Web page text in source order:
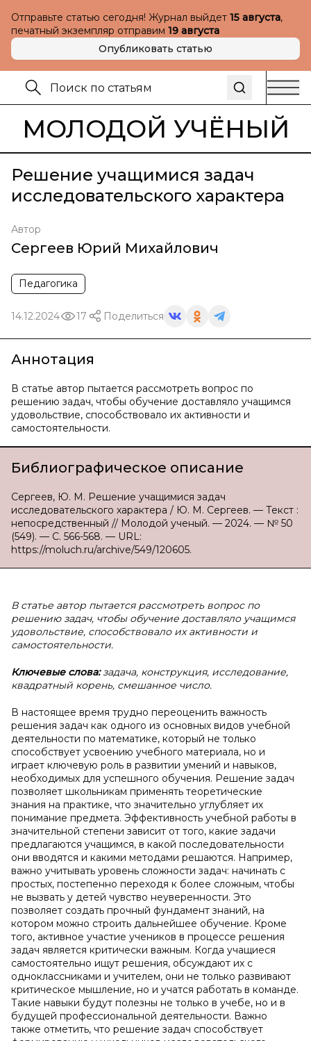
Отправьте статью сегодня! Журнал выйдет 15 августа,
печатный экземпляр отправим 19 августа
Опубликовать статью
МОЛОДОЙ УЧЁНЫЙ
Решение учащимися задач
исследовательского характера
Автор
Сергеев Юрий Михайлович
Педагогика
14.12.2024 17 Поделиться
Аннотация
В статье автор пытается рассмотреть вопрос по
решению задач, чтобы обучение доставляло учащимся
удовольствие, способствовало их активности и
самостоятельности.
Библиографическое описание
Сергеев, Ю. М. Решение учащимися задач
исследовательского характера / Ю. М. Сергеев. — Текст :
непосредственный // Молодой ученый. — 2024. — № 50
(549). — С. 566-568. — URL:
https://moluch.ru/archive/549/120605.
В статье автор пытается рассмотреть вопрос по
решению задач, чтобы обучение доставляло учащимся
удовольствие, способствовало их активности и
самостоятельности.
Ключевые слова:задача, конструкция, исследование,
квадратный корень, смешанное число.
В настоящее время трудно переоценить важность
решения задач как одного из основных видов учебной
деятельности по математике, который не только
способствует усвоению учебного материала, но и
играет ключевую роль в развитии умений и навыков,
необходимых для успешного обучения. Решение задач
позволяет школьникам применять теоретические
знания на практике, что значительно углубляет их
понимание предмета. Эффективность учебной работы в
значительной степени зависит от того, какие задачи
предлагаются учащимся, в какой последовательности
они вводятся и какими методами решаются. Например,
важно учитывать уровень сложности задач: начинать с
простых, постепенно переходя к более сложным, чтобы
не вызвать у детей чувство неуверенности. Это
позволяет создать прочный фундамент знаний, на
котором можно строить дальнейшее обучение. Кроме
того, активное участие учеников в процессе решения
задач является критически важным. Когда учащиеся
самостоятельно ищут решения, обсуждают их с
одноклассниками и учителем, они не только развивают
критическое мышление, но и учатся работать в команде.
Такие навыки будут полезны не только в учебе, но и в
будущей профессиональной деятельности. Важно
также отметить, что решение задач способствует